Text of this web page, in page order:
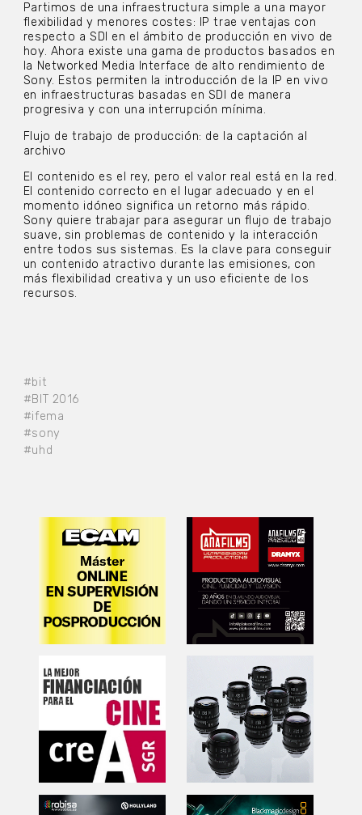
#bit
#BIT 2016
#ifema
#sony
#uhd
Partimos de una infraestructura simple a una mayor
flexibilidad y menores costes: IP trae ventajas con
respecto a SDI en el ámbito de producción en vivo de
hoy. Ahora existe una gama de productos basados en
la Networked Media Interface de alto rendimiento de
Sony. Estos permiten la introducción de la IP en vivo
en infraestructuras basadas en SDI de manera
progresiva y con una interrupción mínima.
Flujo de trabajo de producción: de la captación al
archivo
El contenido es el rey, pero el valor real está en la red.
El contenido correcto en el lugar adecuado y en el
momento idóneo significa un retorno más rápido.
Sony quiere trabajar para asegurar un flujo de trabajo
suave, sin problemas de contenido y la interacción
entre todos sus sistemas. Es la clave para conseguir
un contenido atractivo durante las emisiones, con
más flexibilidad creativa y un uso eficiente de los
recursos.